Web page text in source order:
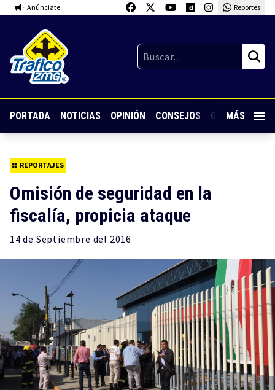
Anúnciate Reportes
PORTADA NOTICIAS OPINIÓN CONSEJOS GUARDIA
MÁS
REPORTAJES
Omisión de seguridad en la
fiscalía, propicia ataque
14 de Septiembre del 2016